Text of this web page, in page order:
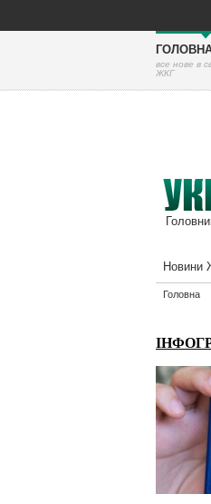
все нове в
ЖКГ
Новини
Головна